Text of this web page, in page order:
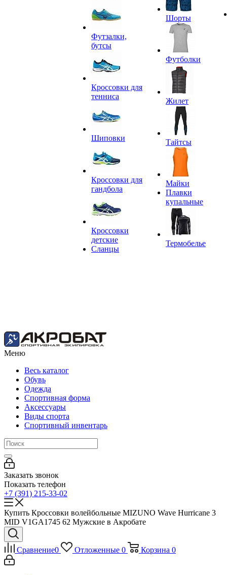
Футзалки,
бутсы
Кроссовки для
тенниса
Шиповки
Кроссовки для
гандбола
Кроссовки
детские
Сланцы
Шорты
Футболки
Жилет
Тайтсы
Майки
Плавки
купальные
Термобелье
Меню
Весь каталог
Обувь
Одежда
Спортивная форма
Аксессуары
Виды спорта
Спортивный инвентарь
Заказать звонок
Показать телефон
+7 (391) 215-33-02
Купить Кроссовки волейбольные MIZUNO Wave Hurricane 3
MID V1GA1745 62 Мужские в Акробате
Сравнение0 Отложенные 0 Корзина 0